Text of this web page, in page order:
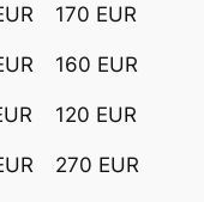
170 EUR
160 EUR
120 EUR
270 EUR